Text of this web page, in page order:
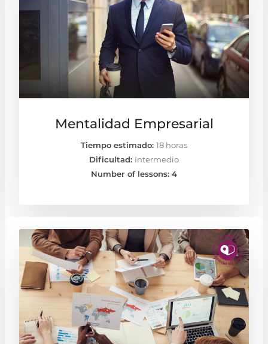
Mentalidad Empresarial
Tiempo estimado: 18 horas
Dificultad: Intermedio
Number of lessons: 4